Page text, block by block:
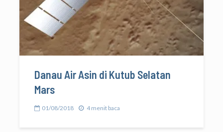
Danau Air Asin di Kutub Selatan
Mars
01/08/2018 4 menit baca